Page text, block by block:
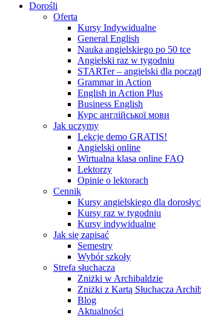
Dorośli
Oferta
Kursy Indywidualne
General English
Nauka angielskiego po 50 tce
Angielski raz w tygodniu
STARTer – angielski dla
Grammar in Action
English in Action Plus
Business English
Курс англійської мови
Jak uczymy
Lekcje demo GRATIS!
Angielski online
Wirtualna klasa online FAQ
Lektorzy
Opinie o lektorach
Cennik
Kursy angielskiego dla
Kursy raz w tygodniu
Kursy indywidualne
Jak się zapisać
Semestry
Wybór szkoły
Strefa słuchacza
Zniżki w Archibaldzie
Zniżki z Kartą Słuchacza
Blog
Aktualności